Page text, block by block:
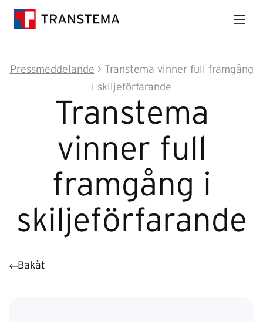
Pressmeddelande > Transtema vinner full framgång
i skiljeförfarande
Transtema
vinner full
framgång i
skiljeförfarande
Bakåt